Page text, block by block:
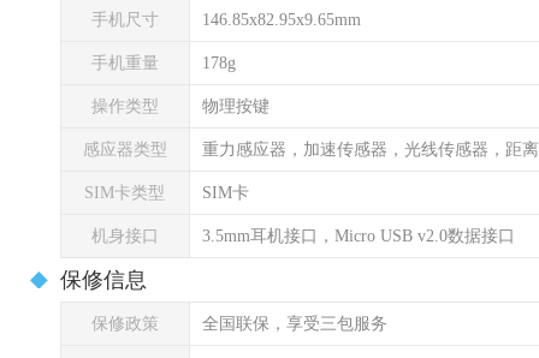
手机尺寸 146.85x82.95x9.65mm
手机重量 178g
操作类型 物理按键
感应器类型 重力感应器，加速传感器，光线传感器，距
SIM卡类型 SIM卡
机身接口 3.5mm耳机接口，Micro USB v2.0数据接口
保修信息
保修政策 全国联保，享受三包服务